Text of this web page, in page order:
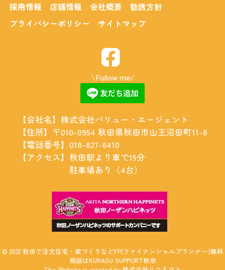
採用情報
店舗情報 会社概要
勧誘方針
プライバシーポリシー
サイトマップ
\Follow me/
【会社名】 株式会社バリュー・エージェント
【住所】 〒010-0954 秋田県秋田市山王沼田町11-8
【電話番号】 018-827-6410
【アクセス】 秋田駅より車で15分
駐車場あり（4台）
© 2022 秋田で注文住宅・家づくりなどFP(ファイナンシャルプランナー)無料
相談はKURASU SUPPORT秋田